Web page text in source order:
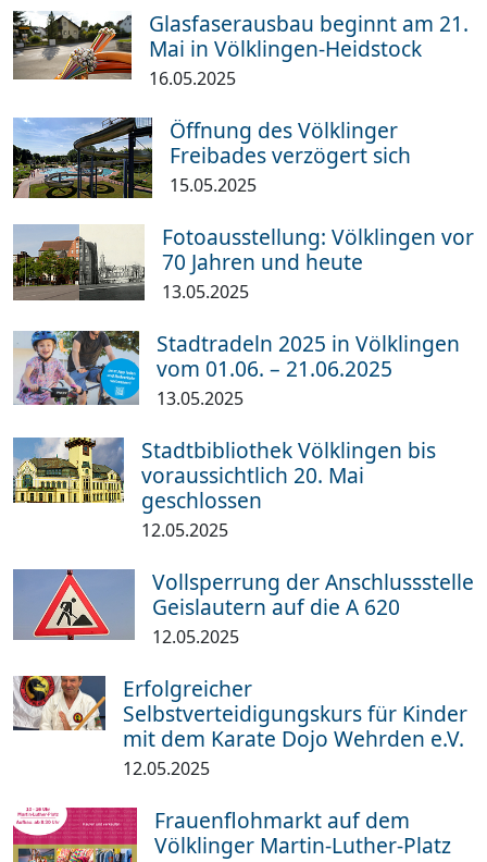
Glasfaserausbau beginnt am 21.
Mai in Völklingen-Heidstock
16.05.2025
Öffnung des Völklinger
Freibades verzögert sich
15.05.2025
Fotoausstellung: Völklingen vor
70 Jahren und heute
13.05.2025
Stadtradeln 2025 in Völklingen
vom 01.06. – 21.06.2025
13.05.2025
Stadtbibliothek Völklingen bis
voraussichtlich 20. Mai
geschlossen
12.05.2025
Vollsperrung der Anschlussstelle
Geislautern auf die A 620
12.05.2025
Erfolgreicher
Selbstverteidigungskurs für Kinder
mit dem Karate Dojo Wehrden e.V.
12.05.2025
Frauenflohmarkt auf dem
Völklinger Martin-Luther-Platz